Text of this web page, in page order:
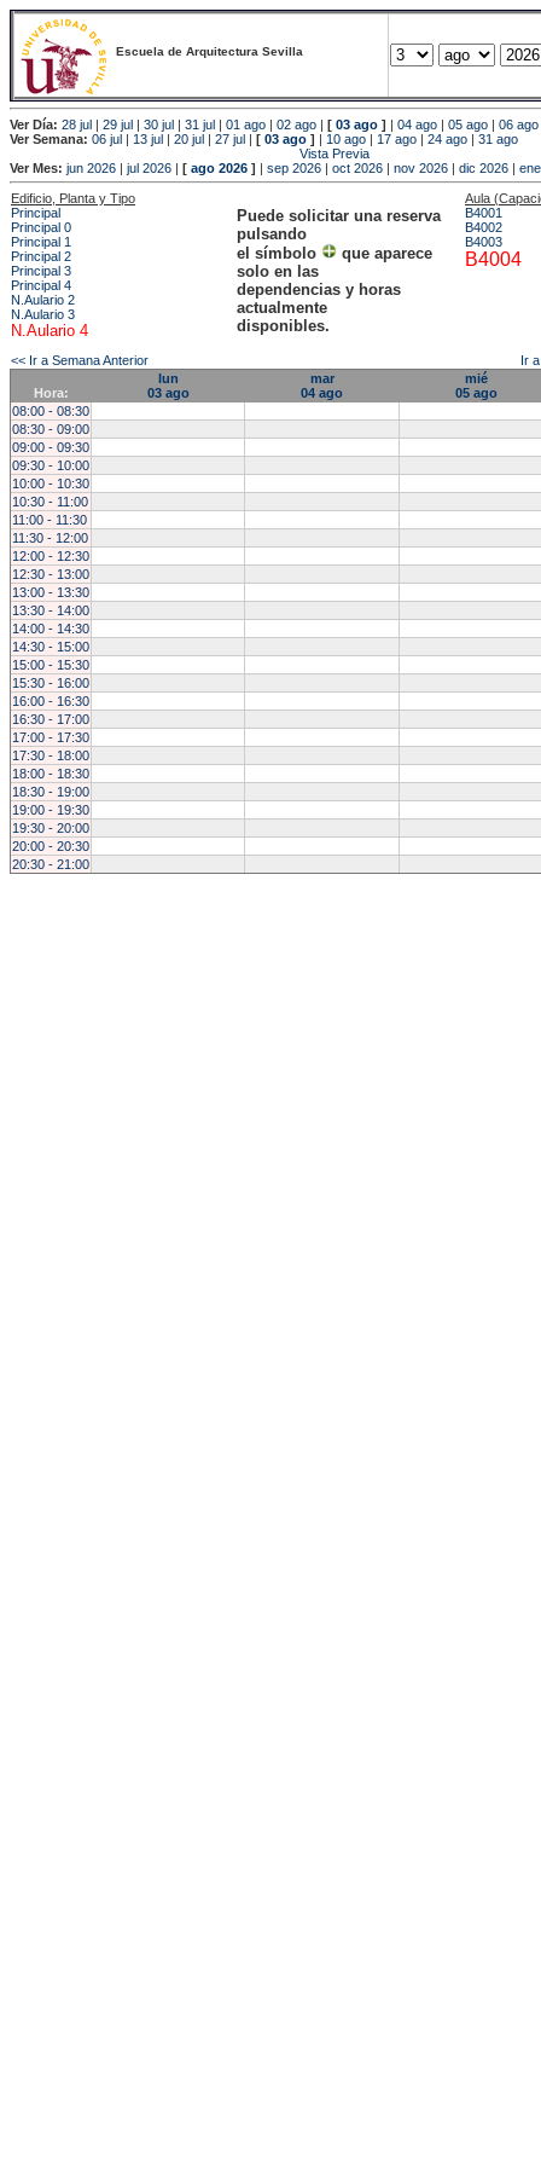
Escuela de Arquitectura Sevilla
Ver Día: 28 jul | 29 jul | 30 jul | 31 jul | 01 ago | 02 ago | [ 03 ago ] | 04 ago | 05 ago | 06 ago
Ver Semana: 06 jul | 13 jul | 20 jul | 27 jul | [ 03 ago ] | 10 ago | 17 ago | 24 ago | 31 ago
Vista Previa
Ver Mes: jun 2026 | jul 2026 | [ ago 2026 ] | sep 2026 | oct 2026 | nov 2026 | dic 2026 |
Edificio, Planta y Tipo
Principal
Principal 0
Principal 1
Principal 2
Principal 3
Principal 4
N.Aulario 2
N.Aulario 3
N.Aulario 4
Puede solicitar una reserva
pulsando
el símbolo
que aparece
solo en las
dependencias y horas
actualmente
disponibles.
Aula
B4001
B4002
B4003
B4004
<< Ir a Semana Anterior Ir
Hora:
lun
03 ago
mar
04 ago
mié
05 ago
08:00 - 08:30
08:30 - 09:00
09:00 - 09:30
09:30 - 10:00
10:00 - 10:30
10:30 - 11:00
11:00 - 11:30
11:30 - 12:00
12:00 - 12:30
12:30 - 13:00
13:00 - 13:30
13:30 - 14:00
14:00 - 14:30
14:30 - 15:00
15:00 - 15:30
15:30 - 16:00
16:00 - 16:30
16:30 - 17:00
17:00 - 17:30
17:30 - 18:00
18:00 - 18:30
18:30 - 19:00
19:00 - 19:30
19:30 - 20:00
20:00 - 20:30
20:30 - 21:00